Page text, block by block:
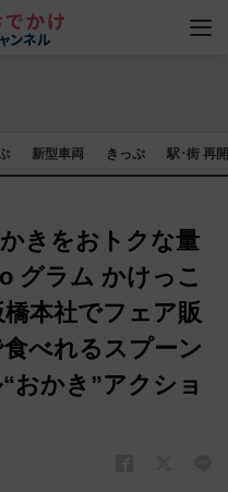
新型車両 きっぷ 駅･街 再
きをおトクな量
グラム かけっこ
本社でフェア販
べれるスプーン
おかき”アクショ